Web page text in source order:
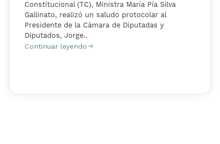
Constitucional (TC), Ministra María Pía Silva
Gallinato, realizó un saludo protocolar al
Presidente de la Cámara de Diputadas y
Diputados, Jorge..
Continuar leyendo